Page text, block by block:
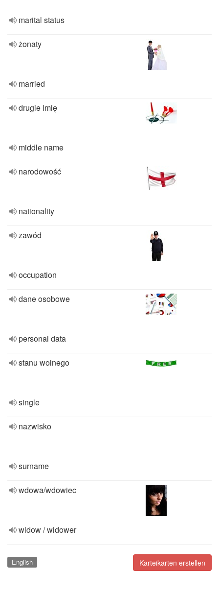
marital status
żonaty
married
drugie imię
middle name
narodowość
nationality
zawód
occupation
dane osobowe
personal data
stanu wolnego
single
nazwisko
surname
wdowa/wdowiec
widow / widower
Karteikarten erstellen
English